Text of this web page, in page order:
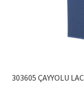
303605 ÇAYYOLU